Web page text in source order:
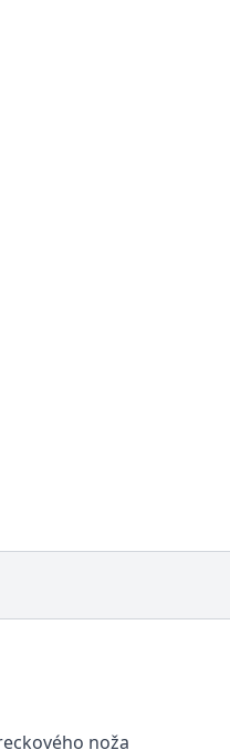
noža